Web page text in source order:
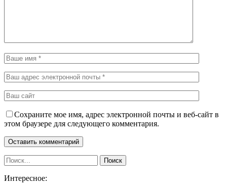
Сохраните мое имя, адрес электронной почты и веб-сайт в
этом браузере для следующего комментария.
Интересное: